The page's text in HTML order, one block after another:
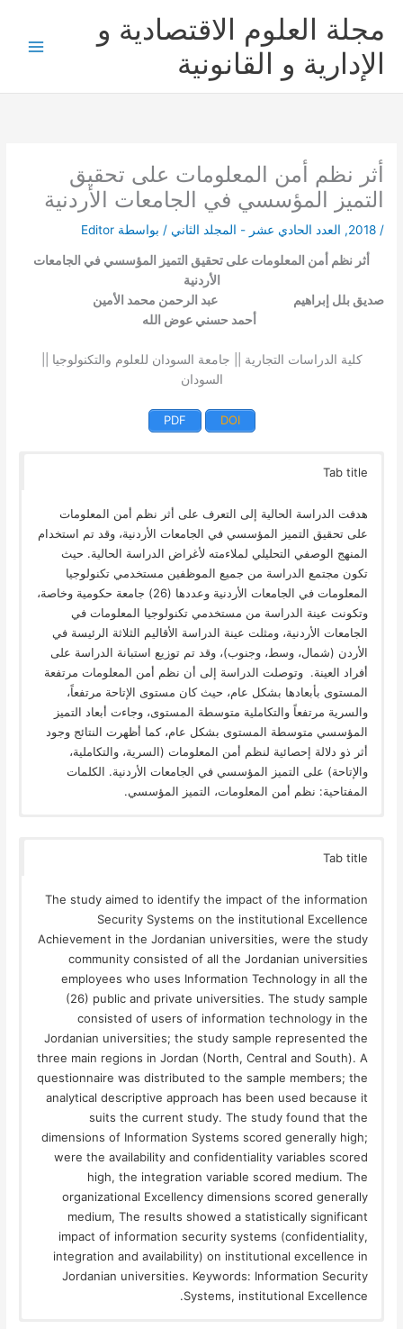
المحتوى
مجلة العلوم الاقتصادية و
الإدارية و القانونية
أثر نظم أمن المعلومات على تحقيق
التميز المؤسسي في الجامعات الأردنية
/
2018
, العدد الحادي عشر - المجلد الثاني / بواسطة Editor
أثر نظم أمن المعلومات على تحقيق التميز المؤسسي في الجامعات
الأردنية
صديق بلل إبراهيم عبد الرحمن محمد الأمين
أحمد حسني عوض الله
كلية الدراسات التجارية || جامعة السودان للعلوم والتكنولوجيا ||
السودان
DOI
PDF
Tab title
هدفت الدراسة الحالية إلى التعرف على أثر نظم أمن المعلومات
على تحقيق التميز المؤسسي في الجامعات الأردنية، وقد تم استخدام
المنهج الوصفي التحليلي لملاءمته لأغراض الدراسة الحالية. حيث
تكون مجتمع الدراسة من جميع الموظفين مستخدمي تكنولوجيا
المعلومات في الجامعات الأردنية وعددها (26) جامعة حكومية وخاصة،
وتكونت عينة الدراسة من مستخدمي تكنولوجيا المعلومات في
الجامعات الأردنية، ومثلت عينة الدراسة الأقاليم الثلاثة الرئيسة في
الأردن (شمال، وسط، وجنوب)، وقد تم توزيع استبانة الدراسة على
أفراد العينة. وتوصلت الدراسة إلى أن نظم أمن المعلومات مرتفعة
المستوى بأبعادها بشكل عام، حيث كان مستوى الإتاحة مرتفعاً،
والسرية مرتفعاً والتكاملية متوسطة المستوى، وجاءت أبعاد التميز
المؤسسي متوسطة المستوى بشكل عام، كما أظهرت النتائج وجود
أثر ذو دلالة إحصائية لنظم أمن المعلومات (السرية، والتكاملية،
والإتاحة) على التميز المؤسسي في الجامعات الأردنية. الكلمات
المفتاحية: نظم أمن المعلومات، التميز المؤسسي.
Tab title
The study aimed to identify the impact of the information
Security Systems on the institutional Excellence
Achievement in the Jordanian universities, were the study
community consisted of all the Jordanian universities
employees who uses Information Technology in all the
(26) public and private universities. The study sample
consisted of users of information technology in the
Jordanian universities‎; the study sample represented the
three main regions in Jordan (North, Central and South). A
questionnaire was distributed to the sample members; the
analytical descriptive approach has been used because it
suits the current study. The study found that the
dimensions of Information Systems scored generally high;
were the availability and confidentiality variables scored
high, the integration variable scored medium. The
organizational Excellency dimensions scored generally
medium, The results showed a statistically significant
impact of information security systems (confidentiality,
integration and availability) on institutional excellence in
Jordanian universities. Keywords: Information Security
Systems, institutional Excellence.